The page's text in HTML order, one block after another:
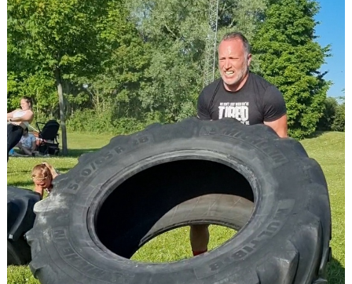
LEDARINFORMATION
STYRELSE/SEKTIONER
KONTAKT/KANSLI
PARTNERS
OM SUFC